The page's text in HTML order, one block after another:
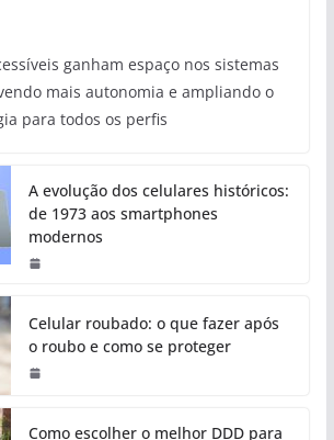
ganham espaço nos sistemas
mais autonomia e ampliando o
para todos os perfis
A evolução dos celulares históricos:
de 1973 aos smartphones
modernos
Celular roubado: o que fazer após
o roubo e como se proteger
Como escolher o melhor DDD para